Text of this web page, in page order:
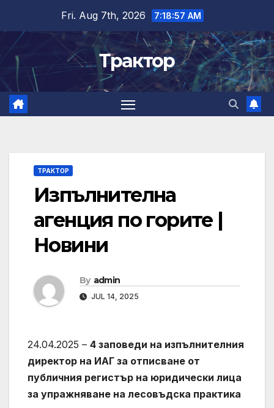
content
Fri. Aug 7th, 2026 7:18:57 AM
Трактор
ТРАКТОР
Изпълнителна
агенция по горите |
Новини
By admin
JUL 14, 2025
24.04.2025 – 4 заповеди на изпълнителния
директор на ИАГ за отписване от
публичния регистър на юридически лица
за упражняване на лесовъдска практика